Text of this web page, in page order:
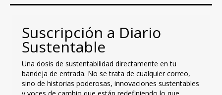
Suscripción a Diario
Sustentable
Una dosis de sustentabilidad directamente en tu
bandeja de entrada. No se trata de cualquier correo,
sino de historias poderosas, innovaciones sustentables